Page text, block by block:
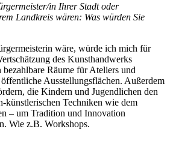
in Ihrer Stadt oder
Landkreis wären: Was würden Sie
wäre, würde ich mich für
des Kunsthandwerks
bezahlbare Räume für Ateliers und
Ausstellungsflächen. Außerdem
die Kindern und Jugendlichen den
künstlerischen Techniken wie dem
– um Tradition und Innovation
Wie z.B. Workshops.